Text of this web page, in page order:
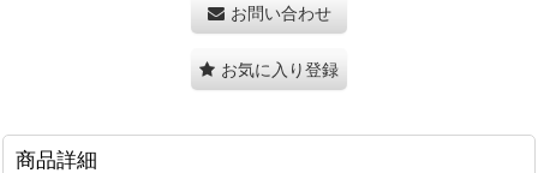
お問い合わせ
お気に入り登録
商品詳細